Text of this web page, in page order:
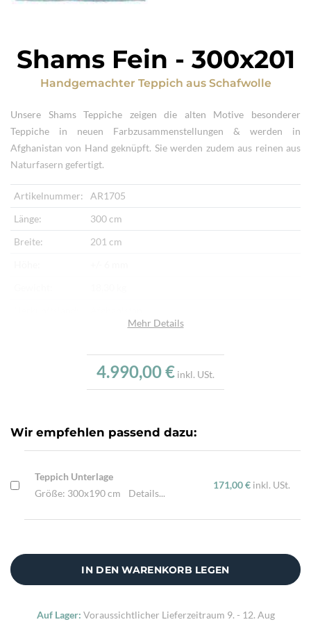
Shams Fein - 300x201
Handgemachter Teppich aus Schafwolle
Unsere Shams Teppiche zeigen die alten Motive besonderer
Teppiche in neuen Farbzusammenstellungen & werden in
Afghanistan von Hand geknüpft. Sie werden zudem aus reinen aus
Naturfasern gefertigt.
Artikelnummer:
AR1705
Länge:
300 cm
Breite:
201 cm
Baumwolle
Neu
Verarbeitung:
Sehr fein per Hand geknüpft
Highlights:
Natürliche Schafwolle, Von Hand geknüpft,
Mehr Details
4.990,00 € inkl. USt.
Wir empfehlen passend dazu:
Teppich Unterlage
Größe: 300x190 cm
Details...
171,00 € inkl. USt.
IN DEN WARENKORB LEGEN
Auf Lager: Voraussichtlicher Lieferzeitraum 9. - 12. Aug